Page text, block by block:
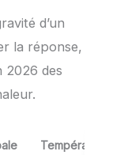
d’un
la réponse,
2026 des
Température